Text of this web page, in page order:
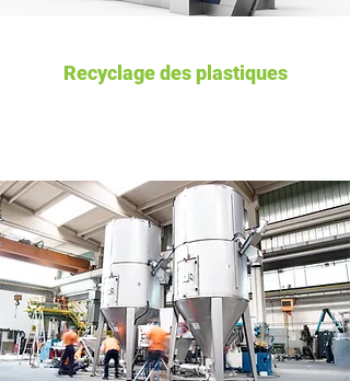
Recyclage des plastiques